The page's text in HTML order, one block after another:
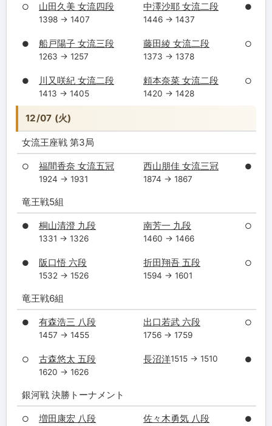
○ 山田久美 女流四段
1398 → 1407
中澤沙耶 女流二段
1446 → 1437
●
● 船戸陽子 女流三段
1263 → 1257
藤田綾 女流二段
1373 → 1378
○
● 川又咲紀 女流二段
1413 → 1405
頼本奈菜 女流二段
1420 → 1428
○
12/07 (火)
女流王座戦 第3局
○ 福間香奈 女流五冠
1924 → 1931
西山朋佳 女流三冠
1874 → 1867
●
竜王戦5組
● 桐山清澄 九段
1331 → 1326
南芳一 九段
1460 → 1466
○
● 阪口悟 六段
1532 → 1526
折田翔吾 五段
1594 → 1601
○
竜王戦6組
● 有森浩三 八段
1457 → 1455
出口若武 六段
1756 → 1759
○
○ 古森悠太 五段
1620 → 1626
長沼洋1515 → 1510 ●
銀河戦 決勝トーナメント
○ 増田康宏 八段 佐々木勇気 八段 ●